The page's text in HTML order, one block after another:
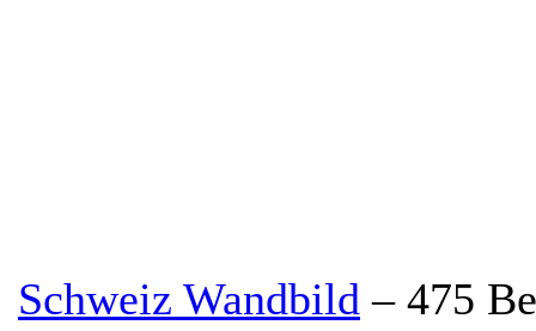
Schweiz Wandbild – 475